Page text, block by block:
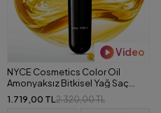
Video
NYCE Cosmetics Color Oil
Amonyaksız Bitkisel Yağ Saç
Boyası 150 ml
1.719,00 TL 2.320,00 TL